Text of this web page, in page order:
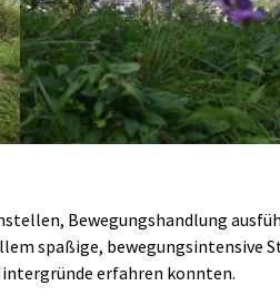
Bewegungshandlung
spaßige, bewegungsintensive
erfahren konnten.